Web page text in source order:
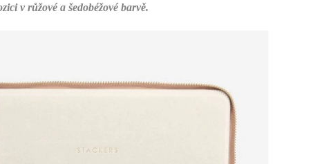
v růžové a šedobéžové barvě.